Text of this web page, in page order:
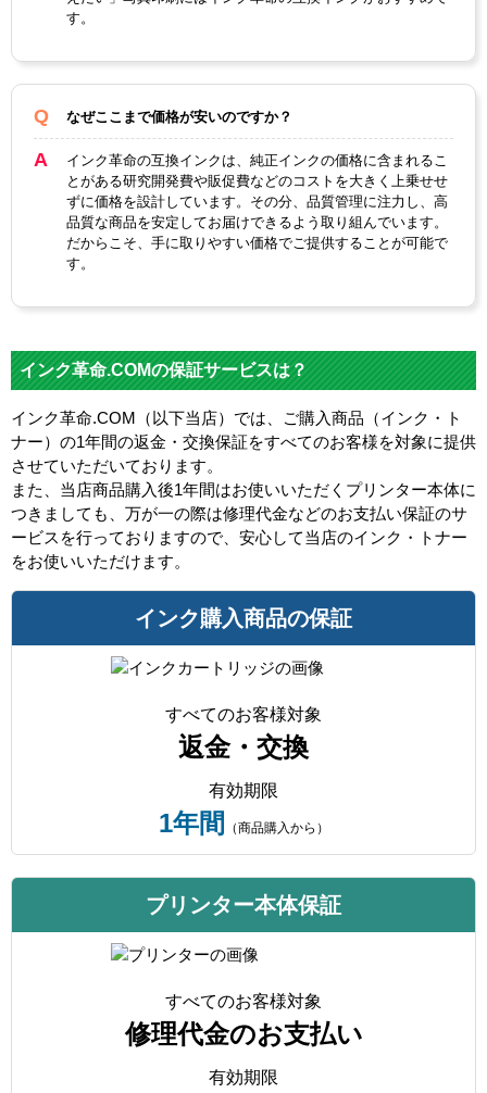
す。
なぜここまで価格が安いのですか？
インク革命の互換インクは、純正インクの価格に含まれるこ
とがある研究開発費や販促費などのコストを大きく上乗せせ
ずに価格を設計しています。その分、品質管理に注力し、高
品質な商品を安定してお届けできるよう取り組んでいます。
だからこそ、手に取りやすい価格でご提供することが可能で
す。
インク革命.COMの保証サービスは？
インク革命.COM（以下当店）では、ご購入商品（インク・ト
ナー）の1年間の返金・交換保証をすべてのお客様を対象に提供
させていただいております。
また、当店商品購入後1年間はお使いいただくプリンター本体に
つきましても、万が一の際は修理代金などのお支払い保証のサ
ービスを行っておりますので、安心して当店のインク・トナー
をお使いいただけます。
インク購入商品の保証
すべてのお客様対象
返金・交換
有効期限
1年間 （商品購入から）
プリンター本体保証
すべてのお客様対象
修理代金のお支払い
有効期限